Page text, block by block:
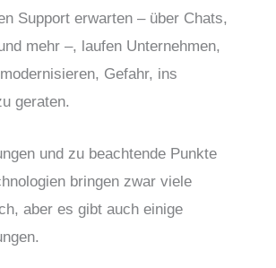
Support erwarten – über Chats,
mehr –, laufen Unternehmen,
Gefahr, ins
geraten.
und zu beachtende Punkte
bringen zwar viele
aber es gibt auch einige